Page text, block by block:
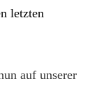
letzten
auf unserer